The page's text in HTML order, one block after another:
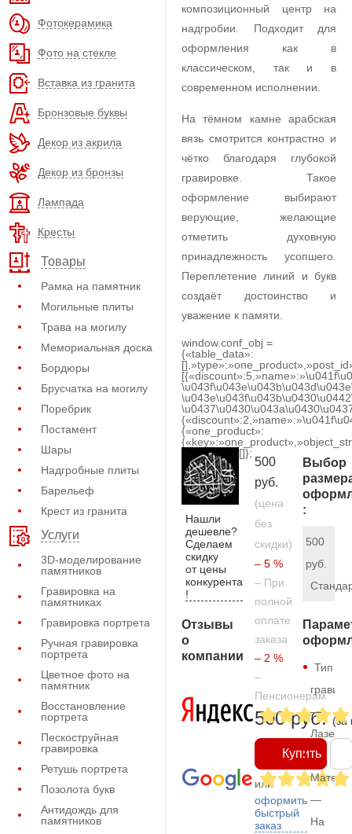
Фотокерамика
Фото на стекле
Вставка из гранита
Бронзовые буквы
Декор из акрила
Декор из бронзы
Лампада
Кресты
Товары
Рамка на памятник
Могильные плиты
Трава на могилу
Мемориальная доска
Бордюры
Брусчатка на могилу
Поребрик
Постамент
Шары
Надгробные плиты
Барельеф
Крест из гранита
Услуги
3D-моделирование
памятников
Гравировка на
памятниках
Гравировка портрета
Ручная гравировка
портрета
Цветное фото на
памятник
Восстановление
портрета
Пескоструйная
гравировка
Ретушь портрета
Позолота букв
Антидождь для
памятников
композиционный центр на
надгробии. Подходит для
оформления как в
классическом, так и в
современном исполнении.
На тёмном камне арабская
вязь смотрится контрастно и
чётко благодаря глубокой
гравировке. Такое
оформление выбирают
верующие, желающие
отметить духовную
принадлежность усопшего.
Переплетение линий и букв
создаёт достоинство и
уважение к памяти.
window.conf_obj =
{«table_data»:
{«one_product»:
[]};
Нашли
дешевле?
Сделаем
скидку
от цены
конкурента
!
Отзывы
о
компании
500
руб.
(цена
без
скидки)
– 5 %
– При
полной
оплате
заказа
– 2 %
–
Пенсионерам
500 руб. (за
Купить
или
оформить
быстрый
заказ
Выбор
:
500
руб.
Тип
—
—
На